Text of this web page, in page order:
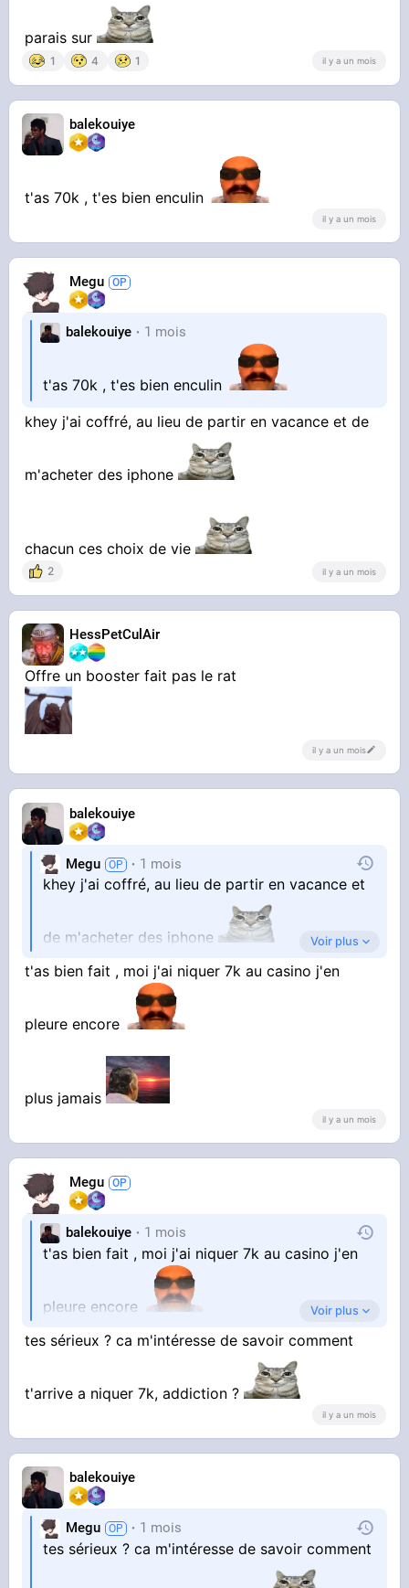
parais sur
1 4 1 il y a un mois
balekouiye
t'as 70k , t'es bien enculin
il y a un mois
Megu
balekouiye 1 mois
t'as 70k , t'es bien enculin
khey j'ai coffré, au lieu de partir en vacance et de
m'acheter des iphone
chacun ces choix de vie
2 il y a un mois
HessPetCulAir
Offre un booster fait pas le rat
il y a un mois
balekouiye
Megu 1 mois
khey j'ai coffré, au lieu de partir en vacance et
de m'acheter des iphone
chacun ces choix de vie
Voir plus
t'as bien fait , moi j'ai niquer 7k au casino j'en
pleure encore
plus jamais
il y a un mois
Megu
balekouiye 1 mois
t'as bien fait , moi j'ai niquer 7k au casino j'en
pleure encore Voir plus
tes sérieux ? ca m'intéresse de savoir comment
t'arrive a niquer 7k, addiction ?
il y a un mois
balekouiye
Megu 1 mois
tes sérieux ? ca m'intéresse de savoir comment